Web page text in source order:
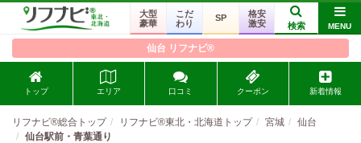
大型
豪華
こだ
わり
SP
格安
激安
検索 MENU
仙台 リフナビ®
トップ エリア 口コミ クーポン 新着情報
リフナビ®総合トップ リフナビ®東北・北海道トップ 宮城
仙台
仙台駅前・青葉通り